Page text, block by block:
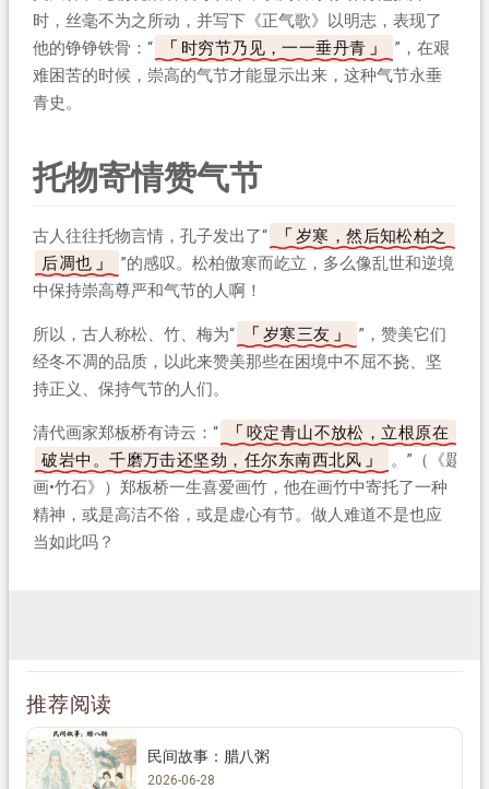
时，丝毫不为之所动，并写下《正气歌》以明志，表现了
他的铮铮铁骨：“
时穷节乃见，一一垂丹青
”，在艰
难困苦的时候，崇高的气节才能显示出来，这种气节永垂
青史。
托物寄情赞气节
古人往往托物言情，孔子发出了“
岁寒，然后知松柏之
后凋也
”的感叹。松柏傲寒而屹立，多么像乱世和逆境
中保持崇高尊严和气节的人啊！
所以，古人称松、竹、梅为“ 岁寒三友
”，赞美它们
经冬不凋的品质，以此来赞美那些在困境中不屈不挠、坚
持正义、保持气节的人们。
清代画家郑板桥有诗云：“
咬定青山不放松，立根原在
破岩中。千磨万击还坚劲，任尔东南西北风
。”（《题
画•竹石》）郑板桥一生喜爱画竹，他在画竹中寄托了一种
精神，或是高洁不俗，或是虚心有节。做人难道不是也应
当如此吗？
推荐阅读
民间故事：腊八粥
2026-06-28